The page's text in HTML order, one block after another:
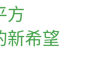
方
新希望